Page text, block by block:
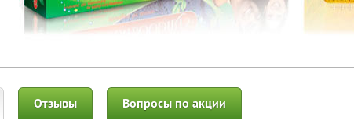
Отзывы Вопросы по акции